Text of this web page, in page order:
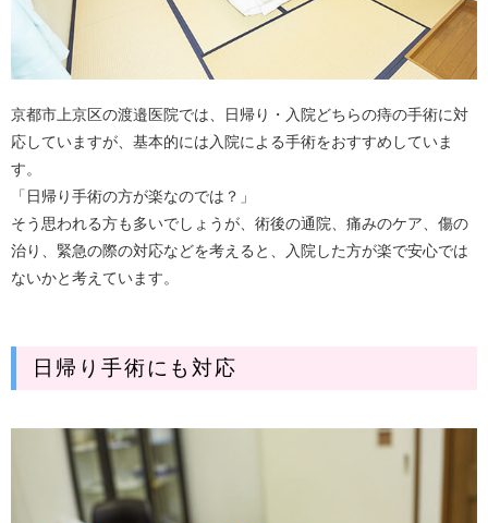
京都市上京区の渡邉医院では、日帰り・入院どちらの痔の手術に対
応していますが、基本的には入院による手術をおすすめしていま
す。
「日帰り手術の方が楽なのでは？」
そう思われる方も多いでしょうが、術後の通院、痛みのケア、傷の
治り、緊急の際の対応などを考えると、入院した方が楽で安心では
ないかと考えています。
日帰り手術にも対応